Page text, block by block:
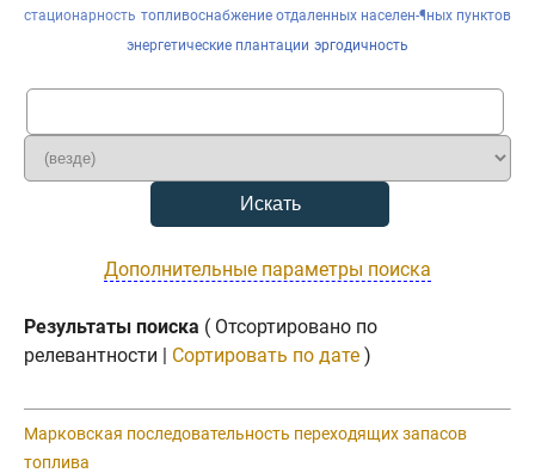
стационарность топливоснабжение отдаленных населен-¶ных пунктов
энергетические плантации эргодичность
Дополнительные параметры поиска
Результаты поиска ( Отсортировано по
релевантности | Сортировать по дате )
Марковская последовательность переходящих запасов
топлива